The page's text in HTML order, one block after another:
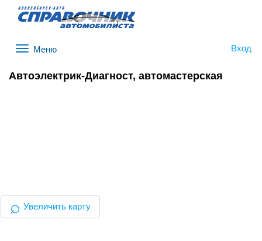
Вход
Автоэлектрик-Диагност, автомастерская
⌕ Увеличить карту